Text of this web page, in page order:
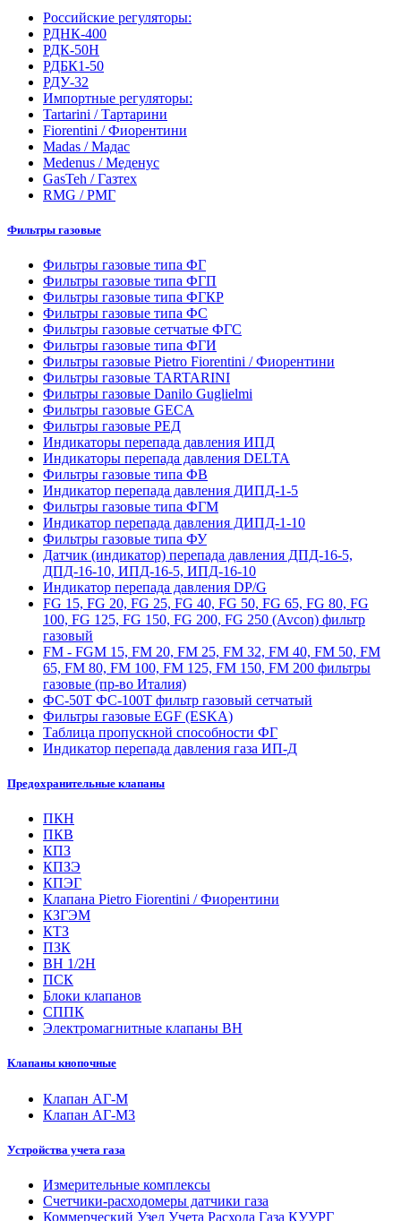
Российские регуляторы:
РДНК-400
РДК-50Н
РДБК1-50
РДУ-32
Импортные регуляторы:
Tartarini / Тартарини
Fiorentini / Фиорентини
Madas / Мадас
Medenus / Меденус
GasTeh / Газтех
RMG / РМГ
Фильтры газовые
Фильтры газовые типа ФГ
Фильтры газовые типа ФГП
Фильтры газовые типа ФГКР
Фильтры газовые типа ФС
Фильтры газовые сетчатые ФГС
Фильтры газовые типа ФГИ
Фильтры газовые Pietro Fiorentini / Фиорентини
Фильтры газовые TARTARINI
Фильтры газовые Danilo Guglielmi
Фильтры газовые GECA
Фильтры газовые РЕД
Индикаторы перепада давления ИПД
Индикаторы перепада давления DELTA
Фильтры газовые типа ФВ
Индикатор перепада давления ДИПД-1-5
Фильтры газовые типа ФГМ
Индикатор перепада давления ДИПД-1-10
Фильтры газовые типа ФУ
Датчик (индикатор) перепада давления ДПД-16-5,
ДПД-16-10, ИПД-16-5, ИПД-16-10
Индикатор перепада давления DP/G
FG 15, FG 20, FG 25, FG 40, FG 50, FG 65, FG 80, FG
100, FG 125, FG 150, FG 200, FG 250 (Avcon) фильтр
газовый
FM - FGM 15, FM 20, FM 25, FM 32, FM 40, FM 50, FM
65, FM 80, FM 100, FM 125, FM 150, FM 200 фильтры
газовые (пр-во Италия)
ФС-50Т ФС-100Т фильтр газовый сетчатый
Фильтры газовые EGF (ESKA)
Таблица пропускной способности ФГ
Индикатор перепада давления газа ИП-Д
Предохранительные клапаны
ПКН
ПКВ
КПЗ
КПЗЭ
КПЭГ
Клапана Pietro Fiorentini / Фиорентини
КЗГЭМ
КТЗ
ПЗК
ВН 1/2Н
ПСК
Блоки клапанов
СППК
Электромагнитные клапаны ВН
Клапаны кнопочные
Клапан АГ-М
Клапан АГ-М3
Устройства учета газа
Измерительные комплексы
Счетчики-расходомеры датчики газа
Коммерческий Узел Учета Расхода Газа КУУРГ